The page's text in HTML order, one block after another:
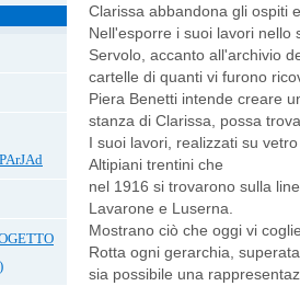
Clarissa abbandona gli ospiti
Nell'esporre i suoi lavori nello
Servolo, accanto all'archivio
cartelle di quanti vi furono
Piera Benetti intende creare
stanza di Clarissa, possa
I suoi lavori, realizzati su
Altipiani trentini che
nel 1916 si trovarono sulla
Lavarone e Luserna.
Mostrano ciò che oggi vi
Rotta ogni gerarchia,
sia possibile una